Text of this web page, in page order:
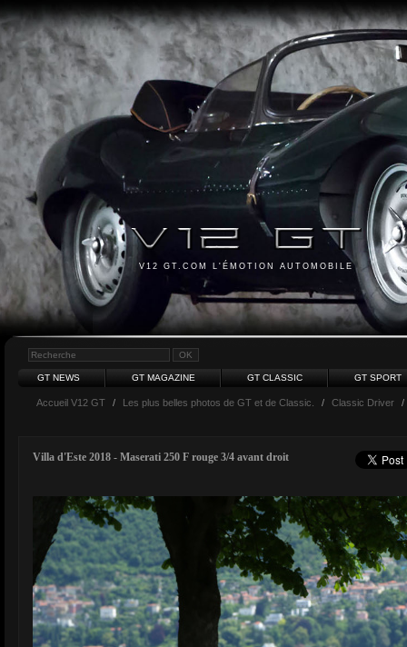
V12 GT.COM L'ÉMOTION AUTOMOBILE
GT NEWS GT MAGAZINE GT CLASSIC GT SPORT
Accueil V12 GT / Les plus belles photos de GT et de Classic. / Classic Driver /
Villa d'Este 2018 - Maserati 250 F rouge 3/4 avant droit